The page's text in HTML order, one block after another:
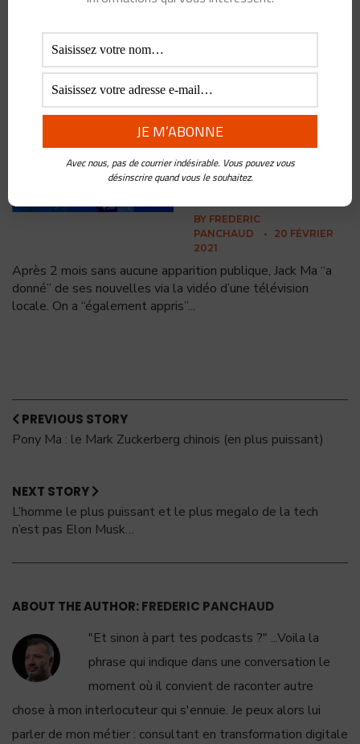
La démographie est de loin
mésestimé dans nos analyses sur le futur. Et pourtant,
même si elle est incertaine, les tendances qu’elle nous
Le discours et les 15
“punchlines” qui ont
coutés 35 milliards à
Jack Ma
BY FREDERIC
PANCHAUD
•
20 FÉVRIER
2021
Après 2 mois sans aucune apparition publique, Jack Ma “a
donné” de ses nouvelles via la vidéo d’une télévision
locale. On a “également appris”...
PREVIOUS STORY
Pony Ma : le Mark Zuckerberg chinois (en plus puissant)
NEXT STORY
L’homme le plus puissant et le plus megalo de la tech
n’est pas Elon Musk…
ABOUT THE AUTHOR:FREDERIC PANCHAUD
"Et sinon à part tes podcasts ?" ...Voila la
phrase qui indique dans une conversation le
moment où il convient de raconter autre
chose à mon interlocuteur qui s'ennuie. Je peux alors lui
parler de mon métier : consultant en transformation digitale
Avec nous, pas de courrier indésirable. Vous pouvez vous
désinscrire quand vous le souhaitez.